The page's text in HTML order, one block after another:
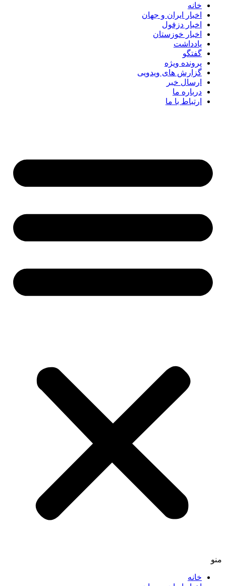
خانه
اخبار ایران و جهان
اخبار دزفول
اخبار خوزستان
یادداشت
گفتگو
پرونده ویژه
گزارش های ویدویی
ارسال خبر
درباره ما
ارتباط با ما
منو
خانه